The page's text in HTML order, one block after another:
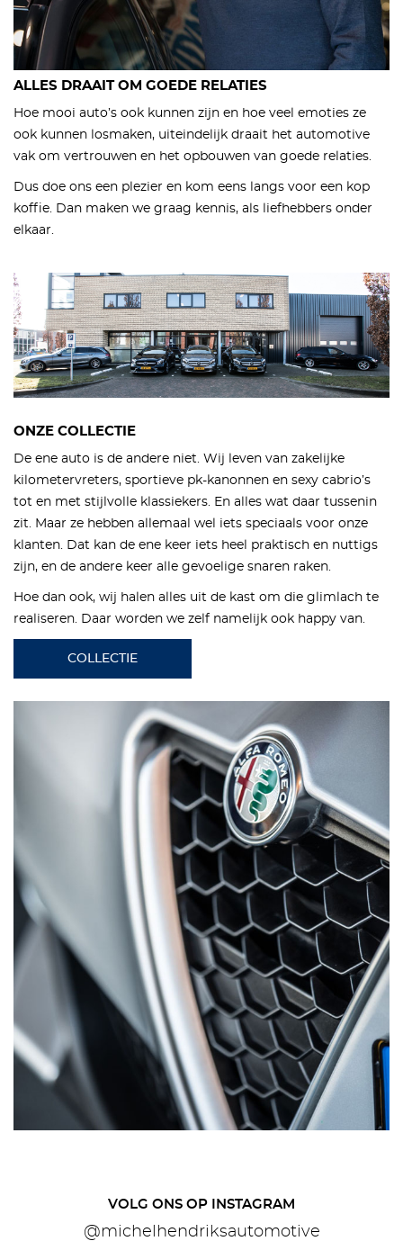
ALLES DRAAIT OM GOEDE RELATIES
Hoe mooi auto’s ook kunnen zijn en hoe veel emoties ze
ook kunnen losmaken, uiteindelijk draait het automotive
vak om vertrouwen en het opbouwen van goede relaties.
Dus doe ons een plezier en kom eens langs voor een kop
koffie. Dan maken we graag kennis, als liefhebbers onder
elkaar.
ONZE COLLECTIE
De ene auto is de andere niet. Wij leven van zakelijke
kilometervreters, sportieve pk-kanonnen en sexy cabrio’s
tot en met stijlvolle klassiekers. En alles wat daar tussenin
zit. Maar ze hebben allemaal wel iets speciaals voor onze
klanten. Dat kan de ene keer iets heel praktisch en nuttigs
zijn, en de andere keer alle gevoelige snaren raken.
Hoe dan ook, wij halen alles uit de kast om die glimlach te
realiseren. Daar worden we zelf namelijk ook happy van.
COLLECTIE
VOLG ONS OP INSTAGRAM
@michelhendriksautomotive